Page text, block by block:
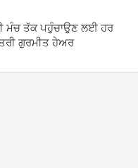
ਮੰਚ ਤੱਕ ਪਹੁੰਚਾਉਣ ਲਈ ਹਰ
ਗੁਰਮੀਤ ਹੇਅਰ